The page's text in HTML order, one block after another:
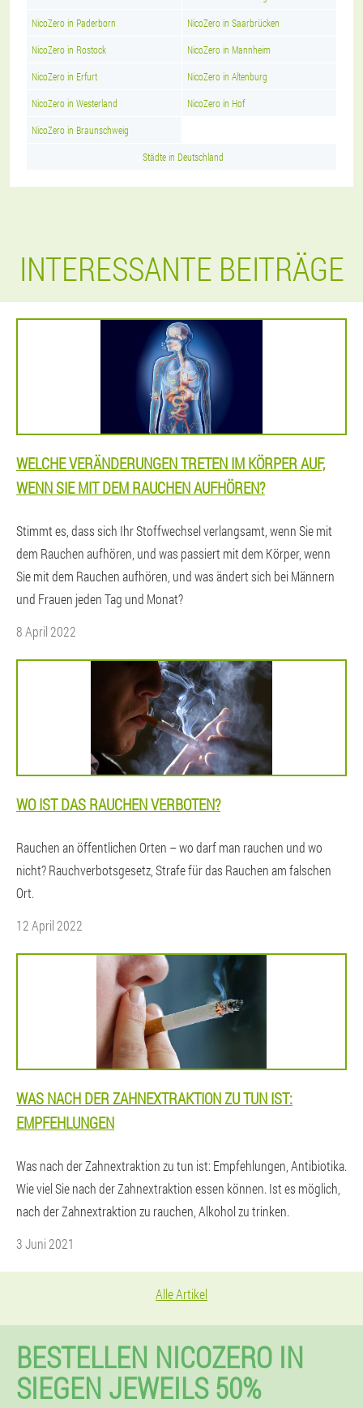
NicoZero in Paderborn NicoZero in Saarbrücken
NicoZero in Rostock NicoZero in Mannheim
NicoZero in Erfurt NicoZero in Altenburg
NicoZero in Westerland NicoZero in Hof
NicoZero in Braunschweig
Städte in Deutschland
INTERESSANTE BEITRÄGE
WELCHE VERÄNDERUNGEN TRETEN IM KÖRPER AUF,
WENN SIE MIT DEM RAUCHEN AUFHÖREN?
Stimmt es, dass sich Ihr Stoffwechsel verlangsamt, wenn Sie mit
dem Rauchen aufhören, und was passiert mit dem Körper, wenn
Sie mit dem Rauchen aufhören, und was ändert sich bei Männern
und Frauen jeden Tag und Monat?
8 April 2022
WO IST DAS RAUCHEN VERBOTEN?
Rauchen an öffentlichen Orten – wo darf man rauchen und wo
nicht? Rauchverbotsgesetz, Strafe für das Rauchen am falschen
Ort.
12 April 2022
WAS NACH DER ZAHNEXTRAKTION ZU TUN IST:
EMPFEHLUNGEN
Was nach der Zahnextraktion zu tun ist: Empfehlungen, Antibiotika.
Wie viel Sie nach der Zahnextraktion essen können. Ist es möglich,
nach der Zahnextraktion zu rauchen, Alkohol zu trinken.
3 Juni 2021
Alle Artikel
BESTELLEN NICOZERO IN
SIEGEN JEWEILS 50%